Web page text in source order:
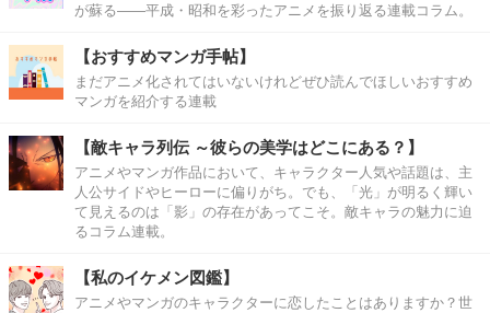
が蘇る――平成・昭和を彩ったアニメを振り返る連載コラム。
【おすすめマンガ手帖】
まだアニメ化されてはいないけれどぜひ読んでほしいおすすめ
マンガを紹介する連載
【敵キャラ列伝 ～彼らの美学はどこにある？】
アニメやマンガ作品において、キャラクター人気や話題は、主
人公サイドやヒーローに偏りがち。でも、「光」が明るく輝い
て見えるのは「影」の存在があってこそ。敵キャラの魅力に迫
るコラム連載。
【私のイケメン図鑑】
アニメやマンガのキャラクターに恋したことはありますか？世